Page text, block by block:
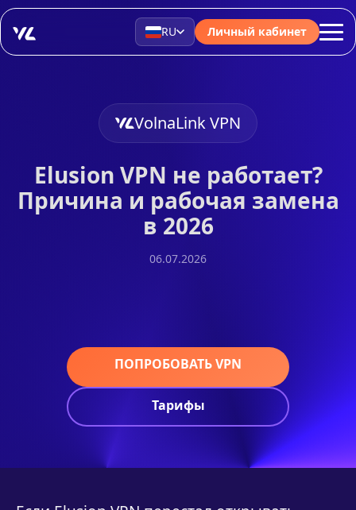
RU Личный кабинет
VolnaLink VPN
Еlusion VPN не работает?
Причина и рабочая замена
в 2026
06.07.2026
ПОПРОБОВАТЬ VPN
Тарифы